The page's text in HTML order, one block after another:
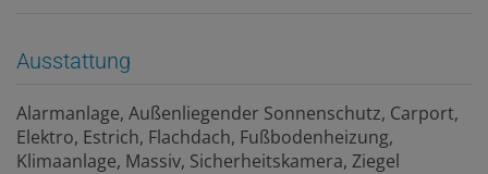
Ausstattung
Alarmanlage Außenliegender Sonnenschutz Carport
Elektro Estrich Flachdach Fußbodenheizung
Klimaanlage Massiv Sicherheitskamera Ziegel